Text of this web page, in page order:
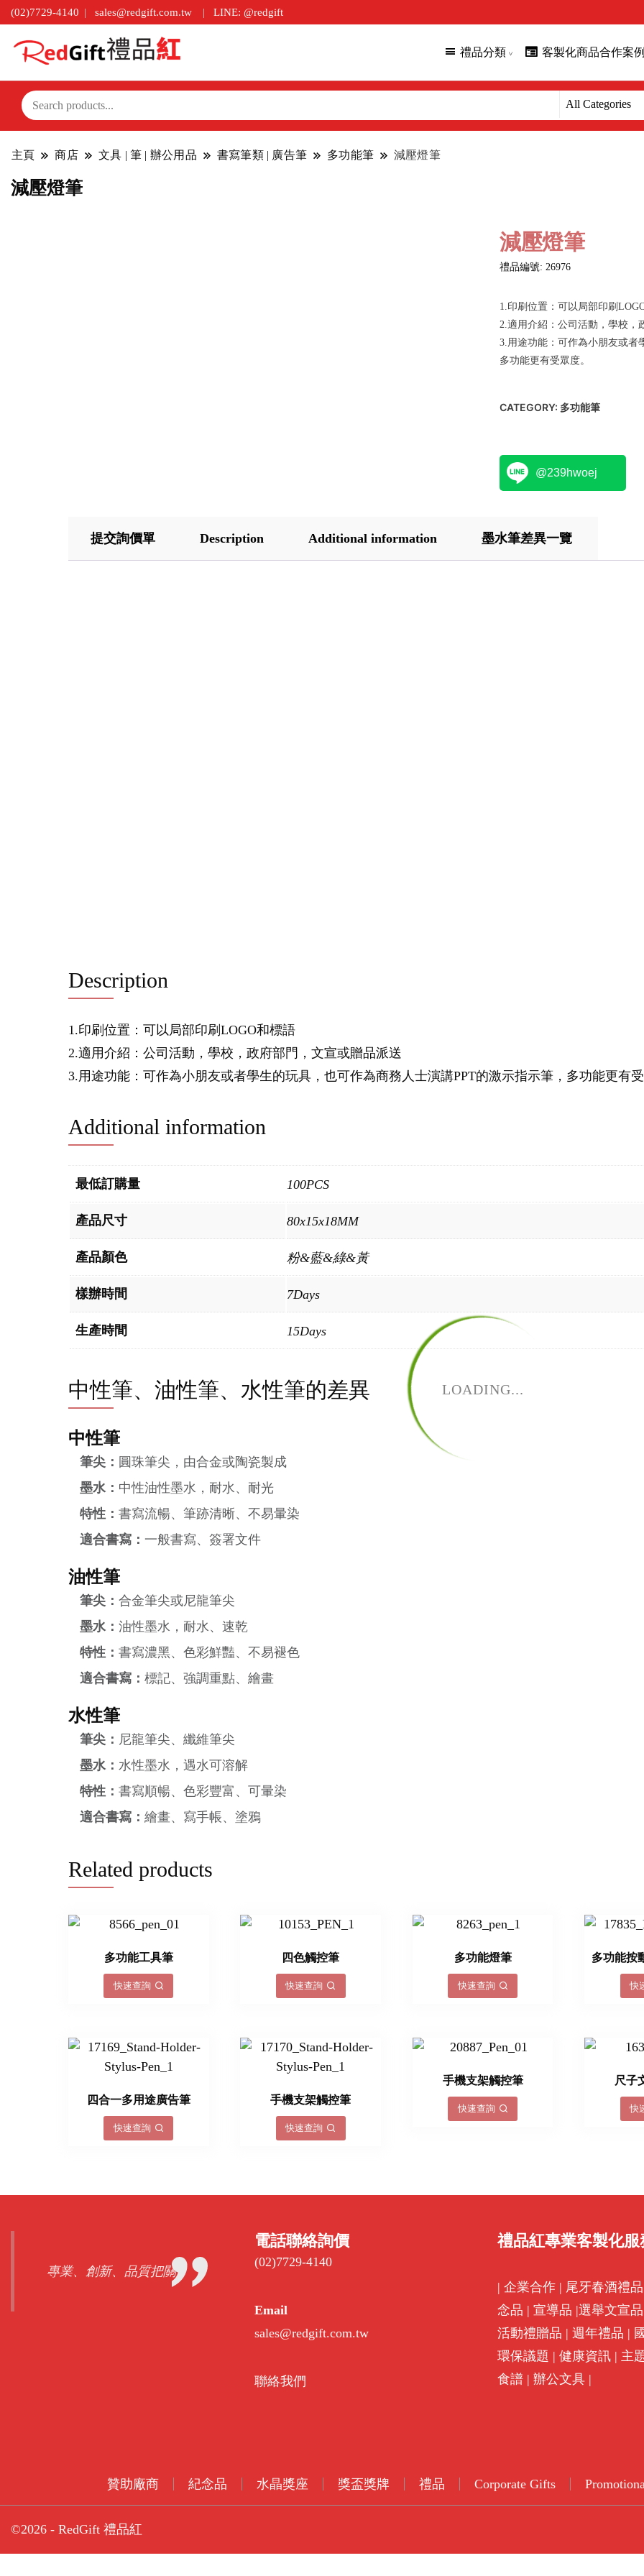
(02)7729-4140 sales@redgift.com.tw LINE: @redgift
禮品分類 客製化商品合作案
主頁 商店 文具 | 筆 | 辦公用品 書寫筆類 | 廣告筆 多功能筆 減壓燈筆
減壓燈筆
LOADING...
減壓燈筆
禮品編號: 26976
1.印刷位置：可以局部印刷
2.適用介紹：公司活動，學校，
3.用途功能：可作為小朋友或者
多功能更有受眾度。
CATEGORY: 多功能筆
@239hwoej
提交詢價單 Description Additional information 墨水筆差異一覽
Description
1.印刷位置：可以局部印刷LOGO和標語
2.適用介紹：公司活動，學校，政府部門，文宣或贈品派送
3.用途功能：可作為小朋友或者學生的玩具，也可作為商務人士演講PPT的激示指示筆，多功能更有
Additional information
最低訂購量 100PCS
產品尺寸 80x15x18MM
產品顏色 粉&藍&綠&黃
樣辦時間 7Days
生產時間 15Days
中性筆、油性筆、水性筆的差異
中性筆
筆尖： 圓珠筆尖，由合金或陶瓷製成
墨水： 中性油性墨水，耐水、耐光
特性： 書寫流暢、筆跡清晰、不易暈染
適合書寫： 一般書寫、簽署文件
油性筆
筆尖： 合金筆尖或尼龍筆尖
墨水： 油性墨水，耐水、速乾
特性： 書寫濃黑、色彩鮮豔、不易褪色
適合書寫： 標記、強調重點、繪畫
水性筆
筆尖： 尼龍筆尖、纖維筆尖
墨水： 水性墨水，遇水可溶解
特性： 書寫順暢、色彩豐富、可暈染
適合書寫： 繪畫、寫手帳、塗鴉
Related products
多功能工具筆
快速查詢
四色觸控筆
快速查詢
多功能燈筆
快速查詢
多功能按
快
四合一多用途廣告筆
快速查詢
手機支架觸控筆
快速查詢
手機支架觸控筆
快速查詢
尺子
快
專業、創新、品質把關
電話聯絡詢價
(02)7729-4140
Email
sales@redgift.com.tw
聯絡我們
禮品紅專業客製化服
| 企業合作 | 尾牙春酒禮品
念品 | 宣導品 |選舉文宣品
活動禮贈品 | 週年禮品 |
環保議題 | 健康資訊 | 主
食譜 | 辦公文具 |
贊助廠商 紀念品 水晶獎座 獎盃獎牌 禮品 Corporate Gifts
©2026 - RedGift 禮品紅